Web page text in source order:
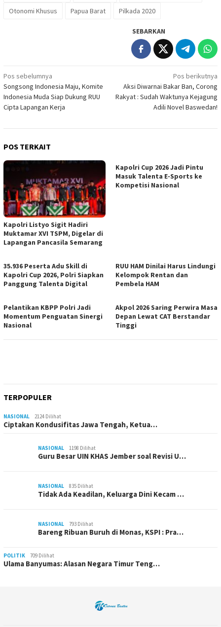
Otonomi Khusus
Papua Barat Pilkada 2020
SEBARKAN
Navigasi
pos
Pos sebelumnya
Songsong Indonesia Maju, Komite
Indonesia Muda Siap Dukung RUU
Cipta Lapangan Kerja
Pos berikutnya
Aksi Diwarnai Bakar Ban, Corong
Rakyat : Sudah Waktunya Kejagung
Adili Novel Baswedan!
POS TERKAIT
Kapolri Listyo Sigit Hadiri
Muktamar XVI TSPM, Digelar di
Lapangan Pancasila Semarang
Kapolri Cup 2026 Jadi Pintu
Masuk Talenta E-Sports ke
Kompetisi Nasional
35.936 Peserta Adu Skill di
Kapolri Cup 2026, Polri Siapkan
Panggung Talenta Digital
RUU HAM Dinilai Harus Lindungi
Kelompok Rentan dan
Pembela HAM
Pelantikan KBPP Polri Jadi
Momentum Penguatan Sinergi
Nasional
Akpol 2026 Saring Perwira Masa
Depan Lewat CAT Berstandar
Tinggi
TERPOPULER
NASIONAL 2124 Dilihat
Ciptakan Kondusifitas Jawa Tengah, Ketua…
NASIONAL 1198 Dilihat
Guru Besar UIN KHAS Jember soal Revisi U…
NASIONAL 835 Dilihat
Tidak Ada Keadilan, Keluarga Dini Kecam …
NASIONAL 793 Dilihat
Bareng Ribuan Buruh di Monas, KSPI : Pra…
POLITIK 709 Dilihat
Ulama Banyumas: Alasan Negara Timur Teng…